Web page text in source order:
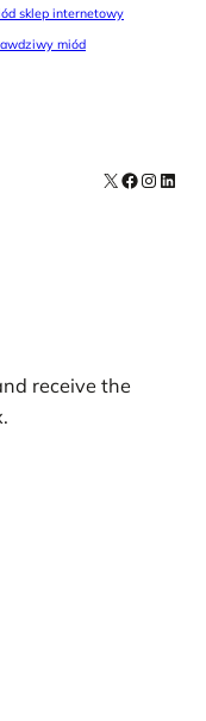
sklep internetowy
miód
X Facebook
receive the